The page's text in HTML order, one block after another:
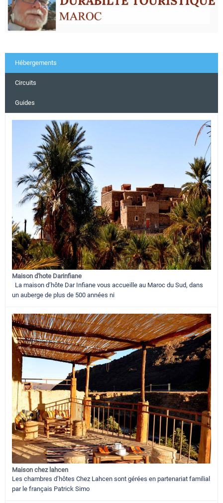
Hébergements
Circuits
Guides
Maison d'hote Darinfiane
La maison d’hôte Dar Infiane vous accueille au Maroc du Sud, dans
un auberge de plus de 500 années ni
Maison chez lahcen
Les chambres d’hôtes Chez Lahcen sont gérées en partenariat familial
par le français Patrick Simo